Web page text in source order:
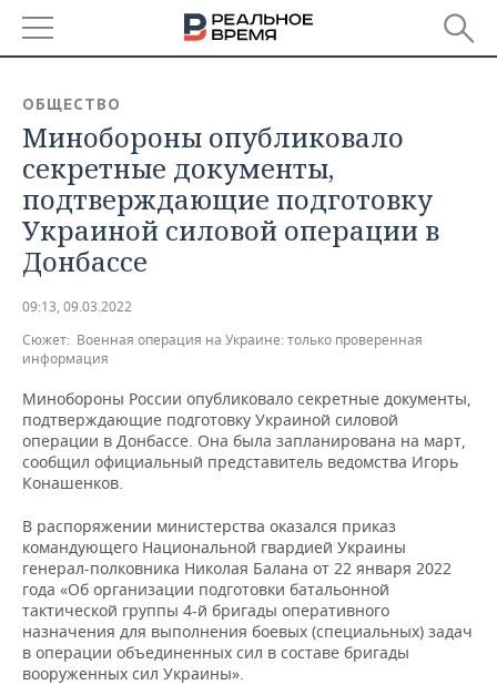
БАШКОРТОСТАН
ТАТАРСТАН
УДМУРТИЯ
НОВОСТИ
АНАЛИТИКА
НОВОСТИ АНАЛИТИКИ
ДЕКЛАРАЦИИ О ДОХОДАХ
КОРОЛИ ГОСЗАКАЗА ПФО
КОМУ ПРИНАДЛЕЖАТ
ТОРГОВЫЕ ЦЕНТРЫ
ТАТАРСТАНА
ЭКОНОМИКА
НОВОСТИ ЭКОНОМИКИ
ФИНАНСЫ
БЮДЖЕТ
ИНВЕСТИЦИИ
ПРОМЫШЛЕННОСТЬ
НОВОСТИ
ПРОМЫШЛЕННОСТИ
АГРОПРОМ
МАШИНОСТРОЕНИЕ
НЕФТЬ
ОПК
ЭНЕРГЕТИКА
НЕДВИЖИМОСТЬ
НОВОСТИ АВТО
БИЗНЕС
НОВОСТИ БИЗНЕСА
РОЗНИЧНАЯ ТОРГОВЛЯ
ТРАНСПОРТ
УСЛУГИ
ТЕХНОЛОГИИ
НОВОСТИ ТЕХНОЛОГИЙ
IT
МЕДИА
МЕРОПРИЯТИЯ
НОВОСТИ МЕРОПРИЯТИЙ
ВЫЕЗДНАЯ РЕДАКЦИЯ
СПОРТ
НОВОСТИ СПОРТА
ОБЩЕСТВО
ОБЩЕСТВО
Минобороны опубликовало
секретные документы,
подтверждающие подготовку
Украиной силовой операции в
Донбассе
09:13, 09.03.2022
Сюжет: Военная операция на Украине: только проверенная
информация
Минобороны России опубликовало секретные документы,
подтверждающие подготовку Украиной силовой
операции в Донбассе. Она была запланирована на март,
сообщил официальный представитель ведомства Игорь
Конашенков.
В распоряжении министерства оказался приказ
командующего Национальной гвардией Украины
генерал-полковника Николая Балана от 22 января 2022
года «Об организации подготовки батальонной
тактической группы 4-й бригады оперативного
назначения для выполнения боевых (специальных) задач
в операции объединенных сил в составе бригады
вооруженных сил Украины».